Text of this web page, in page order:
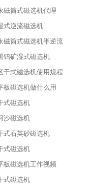
磁筒式磁选机代理
式逆流磁选机
磁筒式磁选机半逆流
钨矿湿式磁选机
干式磁选机使用规程
板磁选机做什么用
式磁选机
沙磁选机
式石英砂磁选机
式磁选机
板磁选机工作视频
式磁选机